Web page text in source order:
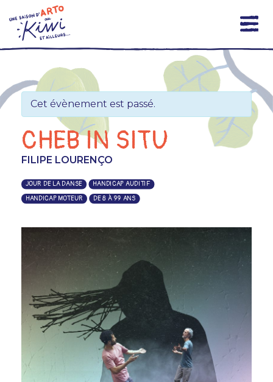
to
content
Cet évènement est passé.
CHEB IN SITU
FILIPE LOURENÇO
JOUR DE LA DANSE
HANDICAP AUDITIF
HANDICAP MOTEUR
DE 8 À 99 ANS